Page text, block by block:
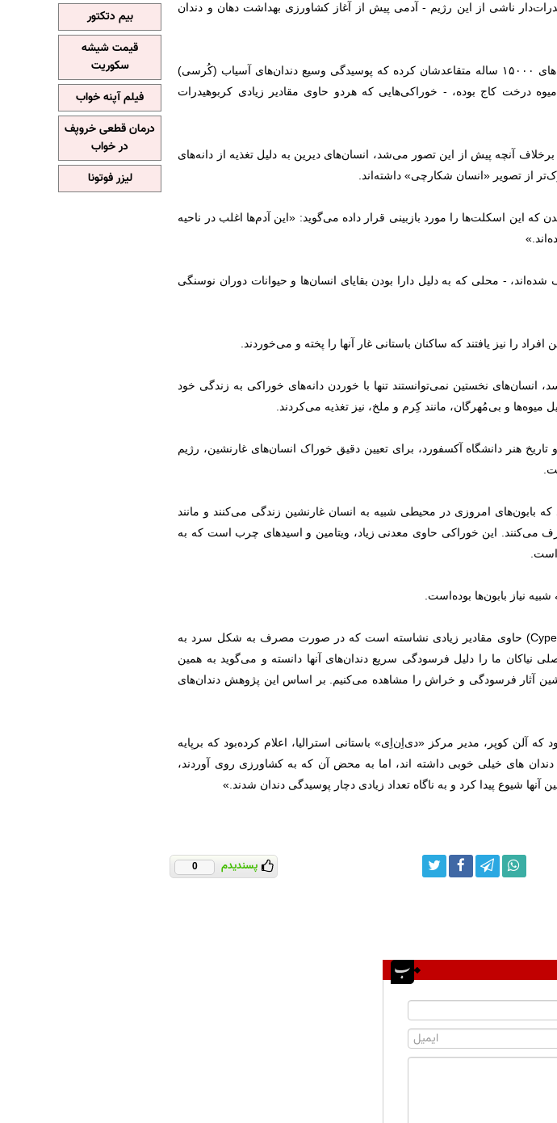
ناشی از این رژیم - آدمی پیش از آغاز کشاورزی بهداشت دهان و دندان
اینک دانشمندان می‌گویند نتایج بررسی جدید اسکلت‌های ۱۵۰۰۰ ساله متقاعدشان کرده که پوسیدگی وسیع دندان‌های آسیاب (کُرسی)
درخت کاج بوده، - خوراکی‌هایی که هردو حاوی مقادیر زیادی کربوهیدرات
آنچه پیش از این تصور می‌شد، انسان‌های دیرین به دلیل تغذیه از دانه‌های
از تصویر «انسان شکارچی» داشته‌اند.
که این اسکلت‌ها را مورد بازبینی قرار داده می‌گوید: «این آدم‌ها اغلب در ناحیه
- محلی که به دلیل دارا بودن بقایای انسان‌ها و حیوانات دوران نوسنگی
را نیز یافتند که ساکنان باستانی غار آنها را پخته و می‌خوردند.
نخستین نمی‌توانستند تنها با خوردن دانه‌های خوراکی به زندگی خود
میوه‌ها و بی‌مُهرگان، مانند کِرم و ملخ، نیز تغذیه می‌کردند.
هنر دانشگاه آکسفورد، برای تعیین دقیق خوراک انسان‌های غارنشین، رژیم
بابون‌های امروزی در محیطی شبیه به انسان غارنشین زندگی می‌کنند و مانند
می‌کنند. این خوراکی حاوی معدنی زیاد، ویتامین و اسیدهای چرب است که به
است.
نیاز بابون‌ها بوده‌است.
مغز «اویارسلام زرد» (با نام علمی Cyperus esculentus) حاوی مقادیر زیادی نشاسته است که در صورت مصرف به شکل سرد به
ما را دلیل فرسودگی سریع دندان‌های آنها دانسته و می‌گوید به همین
آثار فرسودگی و خراش را مشاهده می‌کنیم. بر اساس این پژوهش دندان‌های
که آلن کوپر، مدير مرکز «دی‌اِن‌اِی» باستانی استراليا، اعلام کرده‌بود که برپايه
های خيلی خوبی داشته اند، اما به محض آن که به کشاورزی روی آوردند،
آنها شيوع پيدا کرد و به ناگاه تعداد زيادی دچار پوسيدگی دندان شدند.»
پسندیدم 0
بیم دتکتور
قیمت شیشه
سکوریت
فیلم آپنه خواب
درمان قطعی خروپف
در خواب
لیزر فوتونا